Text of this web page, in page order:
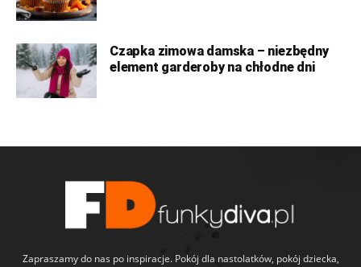
Czapka zimowa damska – niezbędny
element garderoby na chłodne dni
Zapraszamy do nas po inspiracje. Pokój dla nastolatków, pokój dziecka,